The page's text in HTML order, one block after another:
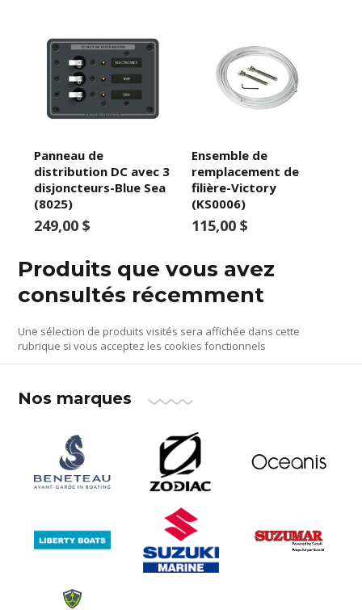
Panneau de
distribution DC avec 3
disjoncteurs-Blue Sea
(8025)
249,00 $
Ensemble de
remplacement de
filière-Victory
(KS0006)
115,00 $
Produits que vous avez
consultés récemment
Une sélection de produits visités sera affichée dans cette
rubrique si vous acceptez les cookies fonctionnels
Nos marques